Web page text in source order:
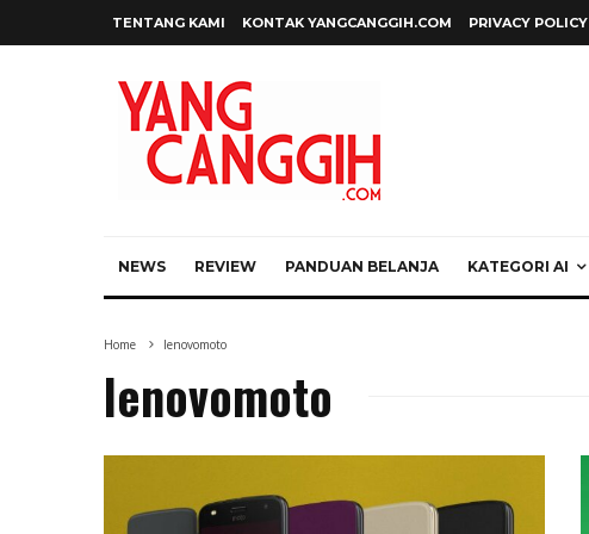
TENTANG KAMI KONTAK YANGCANGGIH.COM PRIVACY POLICY
NEWS REVIEW PANDUAN BELANJA KATEGORI AI
Home lenovomoto
lenovomoto